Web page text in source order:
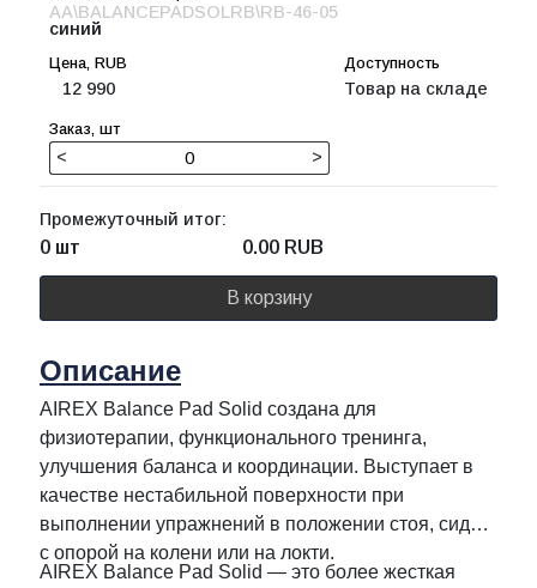
AA\BALANCEPADSOLRB\RB-46-05
синий
12 990 Товар на складе
< >
Промежуточный итог:
0 шт 0.00 RUB
В корзину
Описание
AIREX Balance Pad Solid создана для
физиотерапии, функционального тренинга,
улучшения баланса и координации. Выступает в
качестве нестабильной поверхности при
выполнении упражнений в положении стоя, сидя,
с опорой на колени или на локти.
AIREX Balance Pad Solid — это более жесткая